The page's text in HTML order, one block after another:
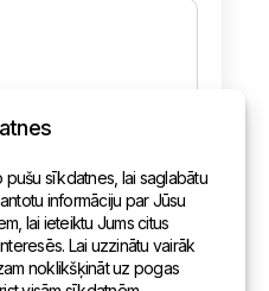
piegāde
pasaulē
pušu sīkdatnes, lai saglabātu
informāciju par Jūsu
lai ieteiktu Jums citus
Lai uzzinātu vairāk
noklikšķināt uz pogas